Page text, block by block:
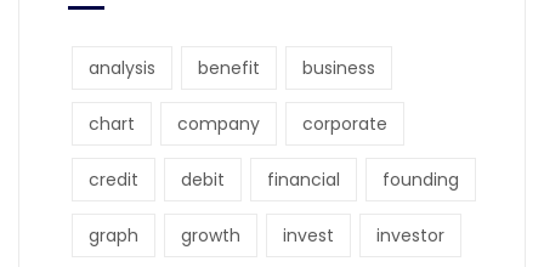
analysis benefit business
chart company corporate
credit debit financial founding
graph growth invest investor